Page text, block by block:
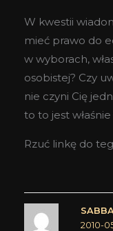
W kwestii
mieć prawo do
w wyborach,
osobistej? Czy
nie czyni Cię
to to jest
Rzuć linkę do
2010-